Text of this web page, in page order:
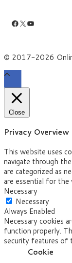
Facebook
X YouTube
© 2017-2026
Close
Privacy Overview
This website uses
navigate through
are categorized as
are essential for
Necessary
Necessary
Always Enabled
Necessary cookies
function properly.
security features of
Cookie